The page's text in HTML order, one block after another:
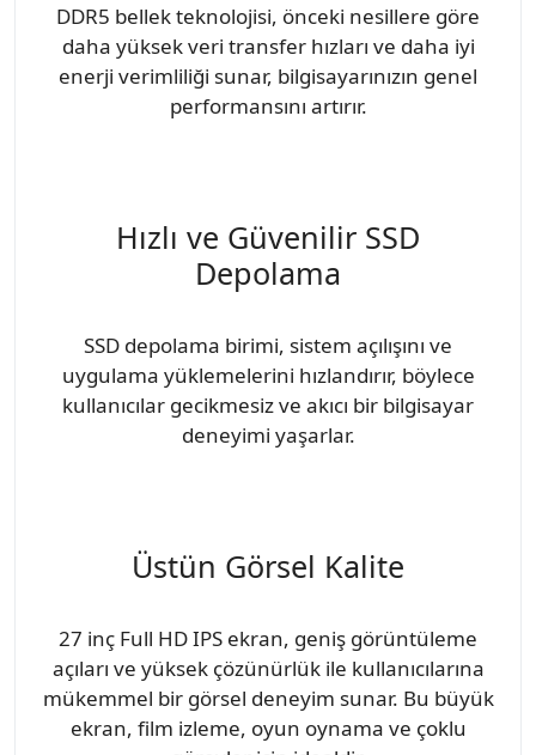
DDR5 bellek teknolojisi, önceki nesillere göre
daha yüksek veri transfer hızları ve daha iyi
enerji verimliliği sunar, bilgisayarınızın genel
performansını artırır.
Hızlı ve Güvenilir SSD
Depolama
SSD depolama birimi, sistem açılışını ve
uygulama yüklemelerini hızlandırır, böylece
kullanıcılar gecikmesiz ve akıcı bir bilgisayar
deneyimi yaşarlar.
Üstün Görsel Kalite
27 inç Full HD IPS ekran, geniş görüntüleme
açıları ve yüksek çözünürlük ile kullanıcılarına
mükemmel bir görsel deneyim sunar. Bu büyük
ekran, film izleme, oyun oynama ve çoklu